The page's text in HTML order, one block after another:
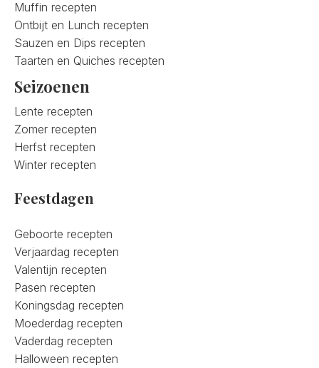
Muffin recepten
Ontbijt en Lunch recepten
Sauzen en Dips recepten
Taarten en Quiches recepten
Seizoenen
Lente recepten
Zomer recepten
Herfst recepten
Winter recepten
Feestdagen
Geboorte recepten
Verjaardag recepten
Valentijn recepten
Pasen recepten
Koningsdag recepten
Moederdag recepten
Vaderdag recepten
Halloween recepten